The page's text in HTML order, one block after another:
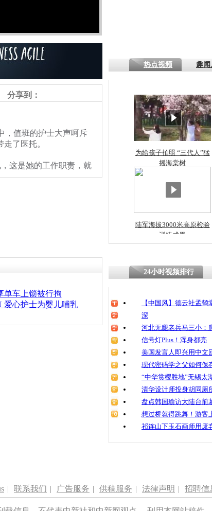
探访
俗：
英省
小伙
崩溃
四川
魂
“侠女
分享到：
值班的护士大声呵斥
了医托。
这是她的工作职责，就
热点视频 趣
为给孩子拍照 “三代人”猛
摇海棠树
陆军海拔3000米高原检验
训练成果
单车上锁被行拘
爱心护士为婴儿哺乳
24小时视频排行
【中国风】德云社孟鹤
深
河北无腿老兵马三小：
信号灯Plus！浑身都亮
美国发言人即兴用中文
现代密码学之父如何
“中华赏樱胜地”无锡太
清华设计师投身胡同厕
盘点韩国瑜访大陆台前
想过桥就得跳舞！游客
祁连山下玉石画师用废
| 联系我们 | 广告服务 | 供稿服务 | 法律声明 | 招聘信